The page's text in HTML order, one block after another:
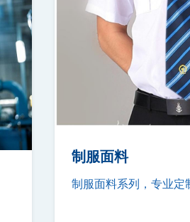
制服面料
制服面料系列，专业定